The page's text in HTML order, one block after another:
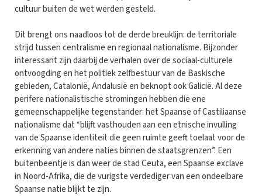
cultuur buiten de wet werden gesteld.
Dit brengt ons naadloos tot de derde breuklijn: de territoriale
strijd tussen centralisme en regionaal nationalisme. Bijzonder
interessant zijn daarbij de verhalen over de sociaal-culturele
ontvoogding en het politiek zelfbestuur van de Baskische
gebieden, Catalonië, Andalusië en beknopt ook Galicië. Al deze
perifere nationalistische stromingen hebben die ene
gemeenschappelijke tegenstander: het Spaanse of Castiliaanse
nationalisme dat “blijft vasthouden aan een etnische invulling
van de Spaanse identiteit die geen ruimte geeft toelaat voor de
erkenning van andere naties binnen de staatsgrenzen”. Een
buitenbeentje is dan weer de stad Ceuta, een Spaanse exclave
in Noord-Afrika, die de vurigste verdediger van een ondeelbare
Spaanse natie blijkt te zijn.